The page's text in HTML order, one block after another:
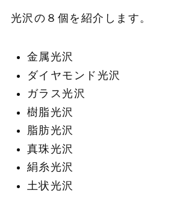
光沢の８個を紹介します。
金属光沢
ダイヤモンド光沢
ガラス光沢
樹脂光沢
脂肪光沢
真珠光沢
絹糸光沢
土状光沢